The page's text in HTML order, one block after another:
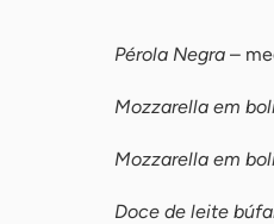
Pérola Negra –
Mozzarella em
Mozzarella em
Doce de leite